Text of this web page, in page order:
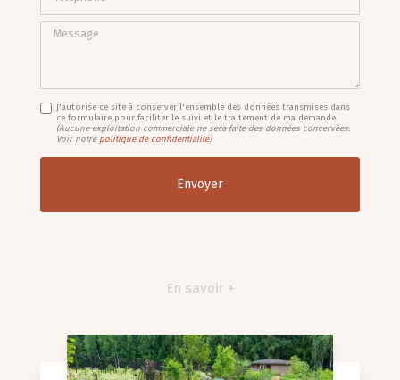
Message
J'autorise ce site à conserver l'ensemble des données transmises dans
ce formulaire pour faciliter le suivi et le traitement de ma demande.
(Aucune exploitation commerciale ne sera faite des données concervées.
Voir notre politique de confidentialité)
En savoir +